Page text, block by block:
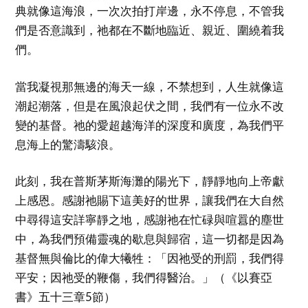
典就像這海浪，一次次拍打岸邊，永不停息，不管我
們是否意識到，祂都在不斷地臨近、親近、圍繞着我
們。
當我凝視那無邊的海天一線，不禁想到，人生就像這
潮起潮落，但是在風浪起伏之間，我們有一位永不改
變的基督。祂的愛超越海洋的深度和廣度，為我們平
息海上的驚濤駭浪。
此刻，我在普斯茅斯海灘的陽光下，靜靜地向上帝獻
上感恩。感謝祂賜下這美好的世界，讓我們在大自然
中尋得這安詳寧靜之地，感謝祂在忙碌與喧囂的塵世
中，為我們預備靈魂的歇息與歸宿，這一切都是因為
基督無與倫比的偉大犧牲：「因祂受的刑罰，我們得
平安；因祂受的鞭傷，我們得醫治。」（《以賽亞
書》五十三章5節）